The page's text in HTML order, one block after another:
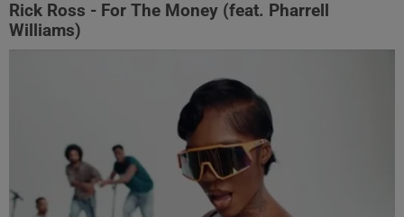
Rick Ross - For The Money (feat. Pharrell
Williams)